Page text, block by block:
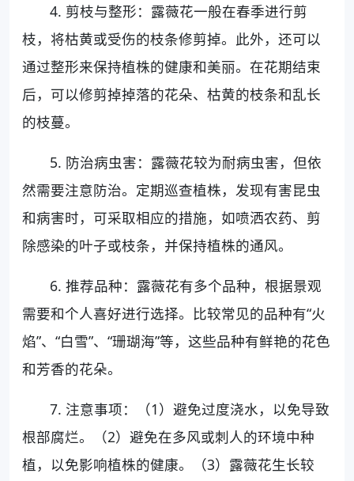
4. 剪枝与整形：露薇花一般在春季进行剪
枝，将枯黄或受伤的枝条修剪掉。此外，还可以
通过整形来保持植株的健康和美丽。在花期结束
后，可以修剪掉掉落的花朵、枯黄的枝条和乱长
的枝蔓。
5. 防治病虫害：露薇花较为耐病虫害，但依
然需要注意防治。定期巡查植株，发现有害昆虫
和病害时，可采取相应的措施，如喷洒农药、剪
除感染的叶子或枝条，并保持植株的通风。
6. 推荐品种：露薇花有多个品种，根据景观
需要和个人喜好进行选择。比较常见的品种有“火
焰”、“白雪”、“珊瑚海”等，这些品种有鲜艳的花色
和芳香的花朵。
7. 注意事项：（1）避免过度浇水，以免导致
根部腐烂。（2）避免在多风或刺人的环境中种
植，以免影响植株的健康。（3）露薇花生长较